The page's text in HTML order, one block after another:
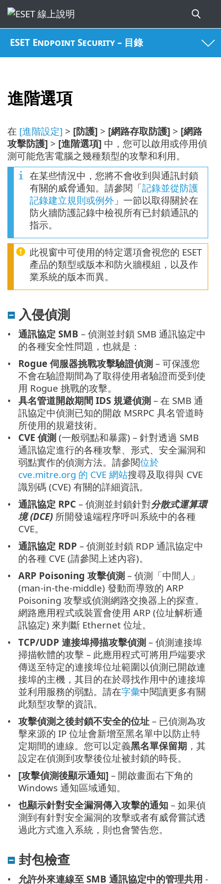
ESET Endpoint Security – 目錄
進階選項
在 [進階設定] > [防護] > [網路存取防護] > [網路
攻擊防護] > [進階選項] 中，您可以啟用或停用偵
測可能危害電腦之幾種類型的攻擊和利用。
在某些情況中，您將不會收到與通訊封鎖
有關的威脅通知。請參閱「記錄並從防護
記錄建立規則或例外 」一節以取得關於在
防火牆防護記錄中檢視所有已封鎖通訊的
指示。
此視窗中可使用的特定選項會視您的 ESET
產品的類型或版本和防火牆模組，以及作
業系統的版本而異。
入侵偵測
通訊協定 SMB – 偵測並封鎖 SMB 通訊協定中
的各種安全性問題，也就是：
Rogue 伺服器挑戰攻擊驗證偵測 – 可保護您
不會在驗證期間為了取得使用者驗證而受到使
用 Rogue 挑戰的攻擊。
具名管道開啟期間 IDS 規避偵測 – 在 SMB 通
訊協定中偵測已知的開啟 MSRPC 具名管道時
所使用的規避技術。
CVE 偵測 (一般弱點和暴露) – 針對透過 SMB
通訊協定進行的各種攻擊、形式、安全漏洞和
弱點實作的偵測方法。請參閱位於
cve.mitre.org 的 CVE 網站搜尋及取得與 CVE
識別碼 (CVE) 有關的詳細資訊。
通訊協定 RPC – 偵測並封鎖針對分散式運算環
境 (DCE) 所開發遠端程序呼叫系統中的各種
CVE。
通訊協定 RDP – 偵測並封鎖 RDP 通訊協定中
的各種 CVE (請參閱上述內容)。
ARP Poisoning 攻擊偵測 – 偵測「中間人」
(man-in-the-middle) 發動而導致的 ARP
Poisoning 攻擊或偵測網路交換器上的探查。
網路應用程式或裝置會使用 ARP (位址解析通
訊協定) 來判斷 Ethernet 位址。
TCP/UDP 連接埠掃描攻擊偵測 – 偵測連接埠
掃描軟體的攻擊 – 此應用程式可將用戶端要求
傳送至特定的連接埠位址範圍以偵測已開啟連
接埠的主機，其目的在於尋找作用中的連接埠
並利用服務的弱點。請在字彙中閱讀更多有關
此類型攻擊的資訊。
攻擊偵測之後封鎖不安全的位址 – 已偵測為攻
擊來源的 IP 位址會新增至黑名單中以防止特
定期間的連線。您可以定義黑名單保留期 ，其
設定在偵測到攻擊後位址被封鎖的時長。
[攻擊偵測後顯示通知] – 開啟畫面右下角的
Windows 通知區域通知。
也顯示針對安全漏洞傳入攻擊的通知 – 如果偵
測到有針對安全漏洞的攻擊或者有威脅嘗試透
過此方式進入系統，則也會警告您。
封包檢查
允許外來連線至 SMB 通訊協定中的管理共用-